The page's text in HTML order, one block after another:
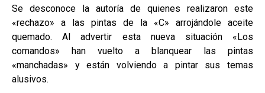
Se desconoce la autoría de quienes realizaron este
«rechazo» a las pintas de la «C» arrojándole aceite
quemado. Al advertir esta nueva situación «Los
comandos» han vuelto a blanquear las pintas
«manchadas» y están volviendo a pintar sus temas
alusivos.